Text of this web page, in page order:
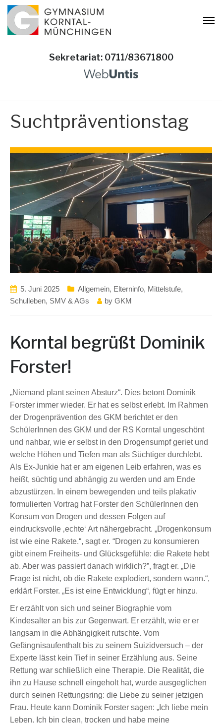
Sekretariat: 0711/83671800
Suchtpräventionstag
5. Juni 2025 Allgemein, Elterninfo, Mittelstufe,
Schulleben, SMV & AGs
by GKM
Korntal begrüßt Dominik
Forster!
„Niemand plant seinen Absturz“. Dies betont Dominik
Forster immer wieder. Er hat es selbst erlebt. Im Rahmen
der Drogenprävention des GKM berichtet er den
SchülerInnen des GKM und der RS Korntal ungeschönt
und nahbar, wie er selbst in den Drogensumpf geriet und
welche Höhen und Tiefen man als Süchtiger durchlebt.
Als Ex-Junkie hat er am eigenen Leib erfahren, was es
heißt, süchtig und abhängig zu werden und am Ende
abzustürzen. In einem bewegenden und teils plakativ
formulierten Vortrag hat Forster den SchülerInnen den
Konsum von Drogen und dessen Folgen auf
eindrucksvolle ‚echte‘ Art nähergebracht. „Drogenkonsum
ist wie eine Rakete.“, sagt er. “Drogen zu konsumieren
gibt einem Freiheits- und Glücksgefühle: die Rakete hebt
ab. Aber was passiert danach wirklich?”, fragt er. „Die
Frage ist nicht, ob die Rakete explodiert, sondern wann.“,
erklärt Forster. „Es ist eine Entwicklung“, fügt er hinzu.
Er erzählt von sich und seiner Biographie vom
Kindesalter an bis zur Gegenwart. Er erzählt, wie er er
langsam in die Abhängigkeit rutschte. Vom
Gefängnisaufenthalt bis zu seinem Suizidversuch – der
Experte lässt kein Tief in seiner Erzählung aus. Seine
Rettung war schließlich eine Therapie. Die Realität, die
ihn zu Hause schnell eingeholt hat, wurde ausgeglichen
durch seinen Rettungsring: die Liebe zu seiner jetzigen
Frau. Heute kann Dominik Forster sagen: „Ich liebe mein
Leben. Ich bin clean, trocken und habe meine